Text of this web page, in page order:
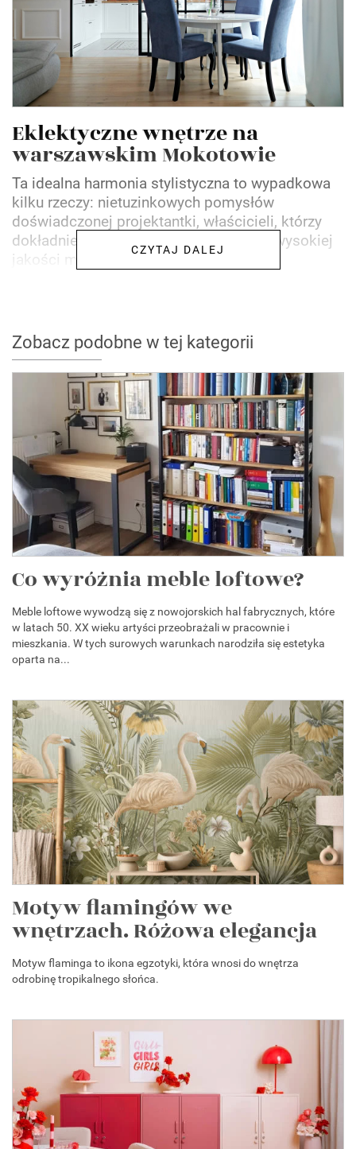
Eklektyczne wnętrze na
warszawskim Mokotowie
Ta idealna harmonia stylistyczna to wypadkowa
kilku rzeczy: nietuzinkowych pomysłów
doświadczonej projektantki, właścicieli, którzy
dokładnie wiedzieli co chcą osiągnąć i wysokiej
jakości materiałów...
CZYTAJ DALEJ
Zobacz podobne w tej kategorii
Co wyróżnia meble loftowe?
Meble loftowe wywodzą się z nowojorskich hal fabrycznych, które
w latach 50. XX wieku artyści przeobrażali w pracownie i
mieszkania. W tych surowych warunkach narodziła się estetyka
oparta na...
Motyw flamingów we
wnętrzach. Różowa elegancja
Motyw flaminga to ikona egzotyki, która wnosi do wnętrza
odrobinę tropikalnego słońca.